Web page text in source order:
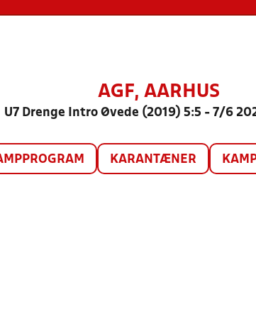
AGF, AARHUS
U7 Drenge Intro Øvede (2019) 5:5 - 7/6
KARANTÆNER